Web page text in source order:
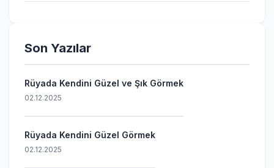
Son Yazılar
Rüyada Kendini Güzel ve Şık Görmek
02.12.2025
Rüyada Kendini Güzel Görmek
02.12.2025